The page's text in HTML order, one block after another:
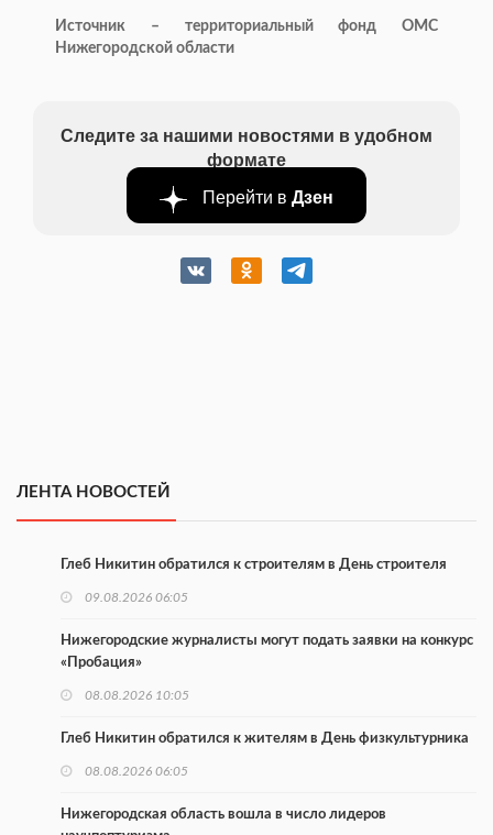
Источник – территориальный фонд ОМС
Нижегородской области
Следите за нашими новостями в удобном
формате
Перейти в Дзен
ЛЕНТА НОВОСТЕЙ
Глеб Никитин обратился к строителям в День строителя
09.08.2026 06:05
Нижегородские журналисты могут подать заявки на конкурс
«Пробация»
08.08.2026 10:05
Глеб Никитин обратился к жителям в День физкультурника
08.08.2026 06:05
Нижегородская область вошла в число лидеров